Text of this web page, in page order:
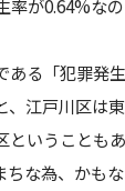
率が0.64%な
ある「犯罪発
江戸川区は東
ということも
ちな為、かも